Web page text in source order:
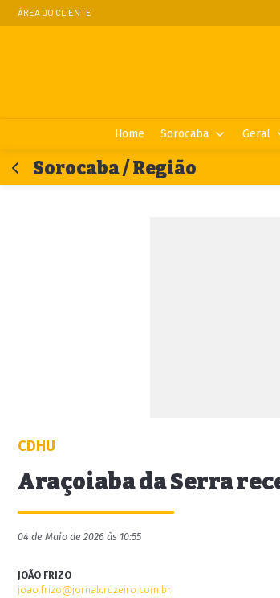
ÁREA DO CLIENTE
Home Sorocaba Geral
Sorocaba / Região
CDHU
Araçoiaba da Serra
04 de Maio de 2026 às 10:55
JOÃO FRIZO
joao.frizo@jornalcruzeiro.com.br